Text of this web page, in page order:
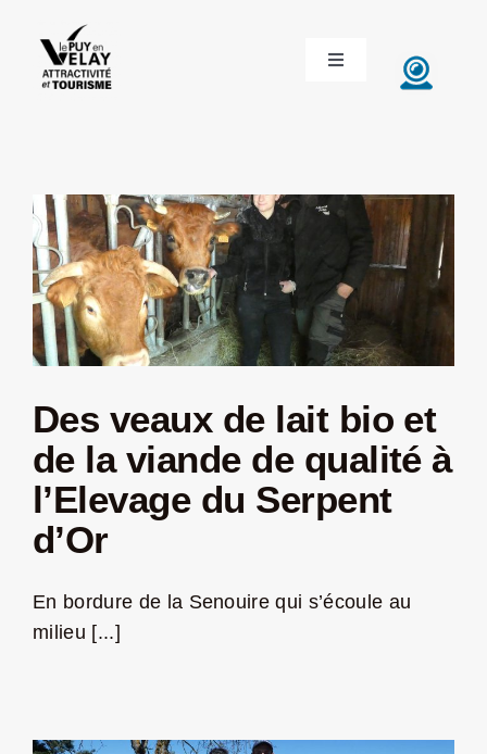
contenu
Toggle
Navigation
INVESTIR EN VELAY
ÉTUDIER EN VELAY
LE VELAY RECRUTE
LA ROUTE DES PRODUCTEURS
NOUS CONTACTER
Des veaux de lait bio et
de la viande de qualité à
l’Elevage du Serpent
d’Or
En bordure de la Senouire qui s’écoule au
milieu [...]